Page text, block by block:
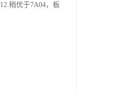
稍优于7A04，板